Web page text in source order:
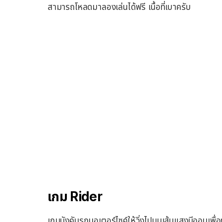
สามารถโหลดมาลองเล่นได้ฟรี เนื้อที่เบาครับ
เกม Rider